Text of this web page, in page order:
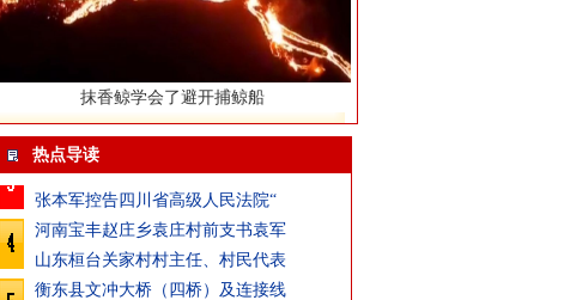
抹香鲸学会了避开捕鲸船
热点导读
张本军控告四川省高级人民法院“
河南宝丰赵庄乡袁庄村前支书袁军
山东桓台关家村村主任、村民代表
衡东县文冲大桥（四桥）及连接线